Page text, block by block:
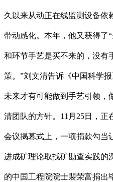
久以来从动正在线监测设备依
带动感化。本年，他又获得了
和环节手艺是买不来的，没有
策。”刘文清告诉《中国科学
未来才有可能做到手艺引领，
清团队的方针。11月25日，
会议揭幕式上，一项捐款勾当
进成矿理论取找矿勘查实践的
的中国工程院院士裴荣富捐出